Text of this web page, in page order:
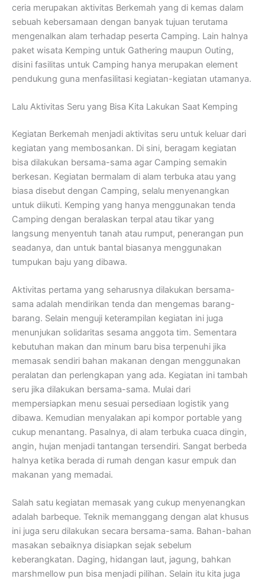
ceria merupakan aktivitas Berkemah yang di kemas dalam
sebuah kebersamaan dengan banyak tujuan terutama
mengenalkan alam terhadap peserta Camping. Lain halnya
paket wisata Kemping untuk Gathering maupun Outing,
disini fasilitas untuk Camping hanya merupakan element
pendukung guna menfasilitasi kegiatan-kegiatan utamanya.
Lalu Aktivitas Seru yang Bisa Kita Lakukan Saat Kemping
Kegiatan Berkemah menjadi aktivitas seru untuk keluar dari
kegiatan yang membosankan. Di sini, beragam kegiatan
bisa dilakukan bersama-sama agar Camping semakin
berkesan. Kegiatan bermalam di alam terbuka atau yang
biasa disebut dengan Camping, selalu menyenangkan
untuk diikuti. Kemping yang hanya menggunakan tenda
Camping dengan beralaskan terpal atau tikar yang
langsung menyentuh tanah atau rumput, penerangan pun
seadanya, dan untuk bantal biasanya menggunakan
tumpukan baju yang dibawa.
Aktivitas pertama yang seharusnya dilakukan bersama-
sama adalah mendirikan tenda dan mengemas barang-
barang. Selain menguji keterampilan kegiatan ini juga
menunjukan solidaritas sesama anggota tim. Sementara
kebutuhan makan dan minum baru bisa terpenuhi jika
memasak sendiri bahan makanan dengan menggunakan
peralatan dan perlengkapan yang ada. Kegiatan ini tambah
seru jika dilakukan bersama-sama. Mulai dari
mempersiapkan menu sesuai persediaan logistik yang
dibawa. Kemudian menyalakan api kompor portable yang
cukup menantang. Pasalnya, di alam terbuka cuaca dingin,
angin, hujan menjadi tantangan tersendiri. Sangat berbeda
halnya ketika berada di rumah dengan kasur empuk dan
makanan yang memadai.
Salah satu kegiatan memasak yang cukup menyenangkan
adalah barbeque. Teknik memanggang dengan alat khusus
ini juga seru dilakukan secara bersama-sama. Bahan-bahan
masakan sebaiknya disiapkan sejak sebelum
keberangkatan. Daging, hidangan laut, jagung, bahkan
marshmellow pun bisa menjadi pilihan. Selain itu kita juga